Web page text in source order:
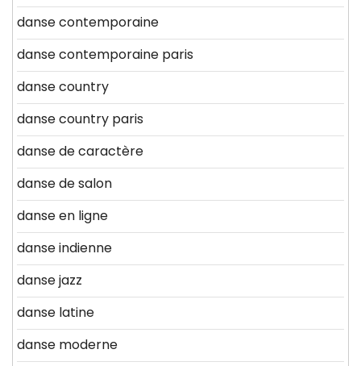
danse contemporaine
danse contemporaine paris
danse country
danse country paris
danse de caractère
danse de salon
danse en ligne
danse indienne
danse jazz
danse latine
danse moderne